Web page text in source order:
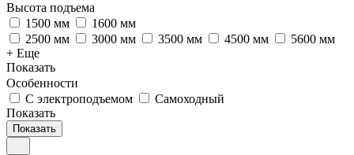
Высота подъема
1500 мм
1600 мм
2500 мм
3000 мм 3500 мм 4500 мм
5600 мм
+ Еще
Показать
Особенности
С электроподъемом
Самоходный
Показать
Показать